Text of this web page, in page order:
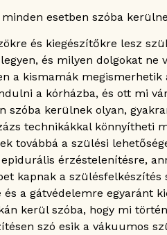
esetben szóba
és kiegészítőkre lesz
és milyen dolgokat ne
a kismamák
a kórházba, és ott mi
szóba kerülnek olyan,
technikákkal könnyítheti
továbbá a szülési
érzéstelenítésre,
kapnak a
és a gátvédelemre egyaránt
kerül szóba, hogy mi
szó esik a vákuumos